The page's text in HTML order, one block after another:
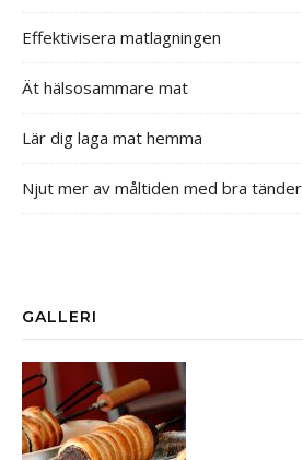
Effektivisera matlagningen
Ät hälsosammare mat
Lär dig laga mat hemma
Njut mer av måltiden med bra tänder
GALLERI